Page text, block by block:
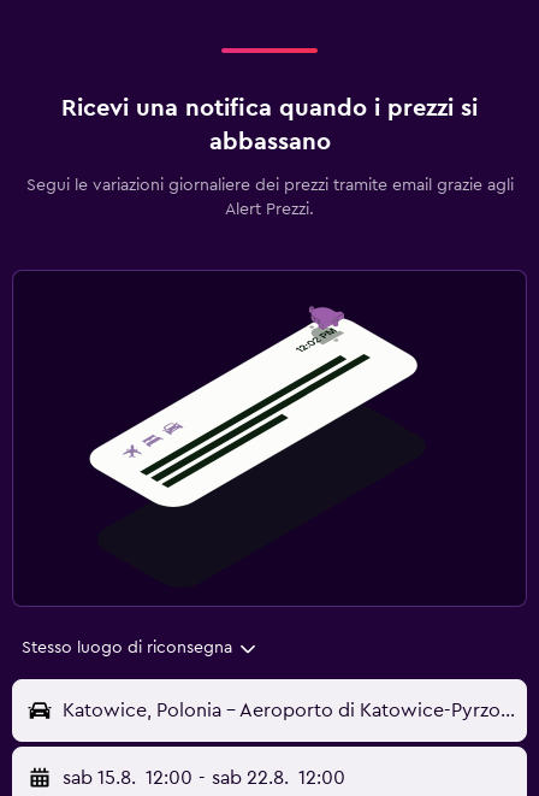
Ricevi una notifica quando i prezzi si
abbassano
Segui le variazioni giornaliere dei prezzi tramite email grazie agli
Alert Prezzi.
Stesso luogo di riconsegna
Katowice, Polonia - Aeroporto di Katowice-Pyrzowice (KTW)
sab 15.8. 12:00 - sab 22.8. 12:00